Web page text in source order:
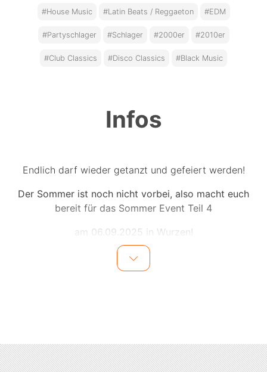
#House Music #Latin Beats / Reggaeton #EDM
#Partyschlager #Schlager #2000er #2010er
#Club Classics #Disco Classics #Black Music
Infos
Endlich darf wieder getanzt und gefeiert werden!
Der Sommer ist noch nicht vorbei, also macht euch
bereit für das Sommer Event Teil 4
am 06.09.2025 in Wurzen!
Du hast deine Jugend mit den Klassikern der 90er
Jahre verbracht und diese liebengelernt. Du feierst
Erlebe in dieser Nacht den perfekten Mix aus den
Klassikern der 80er, 90er Jahre & den Hits aus den